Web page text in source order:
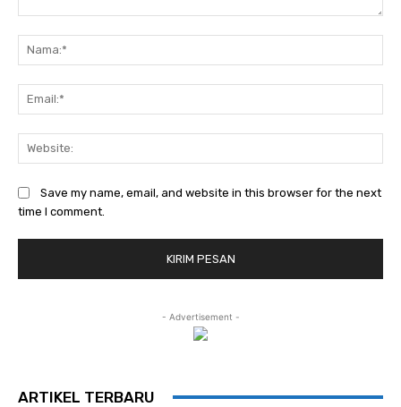
Save my name, email, and website in this browser for the next
time I comment.
- Advertisement -
ARTIKEL TERBARU